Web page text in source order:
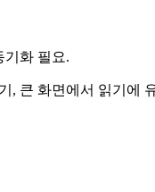
기화 필요.
, 큰 화면에서 읽기에